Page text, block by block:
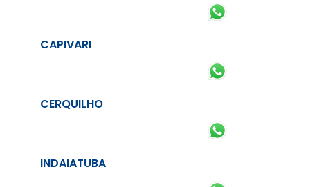
CAPIVARI
CERQUILHO
INDAIATUBA